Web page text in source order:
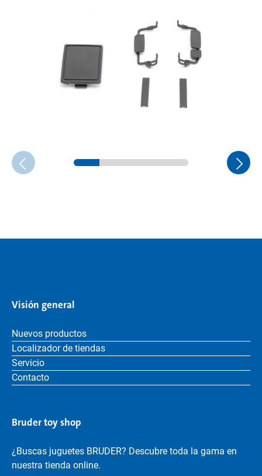
Visión general
Nuevos productos
Localizador de tiendas
Servicio
Contacto
Bruder toy shop
¿Buscas juguetes BRUDER? Descubre toda la gama en
nuestra tienda online.